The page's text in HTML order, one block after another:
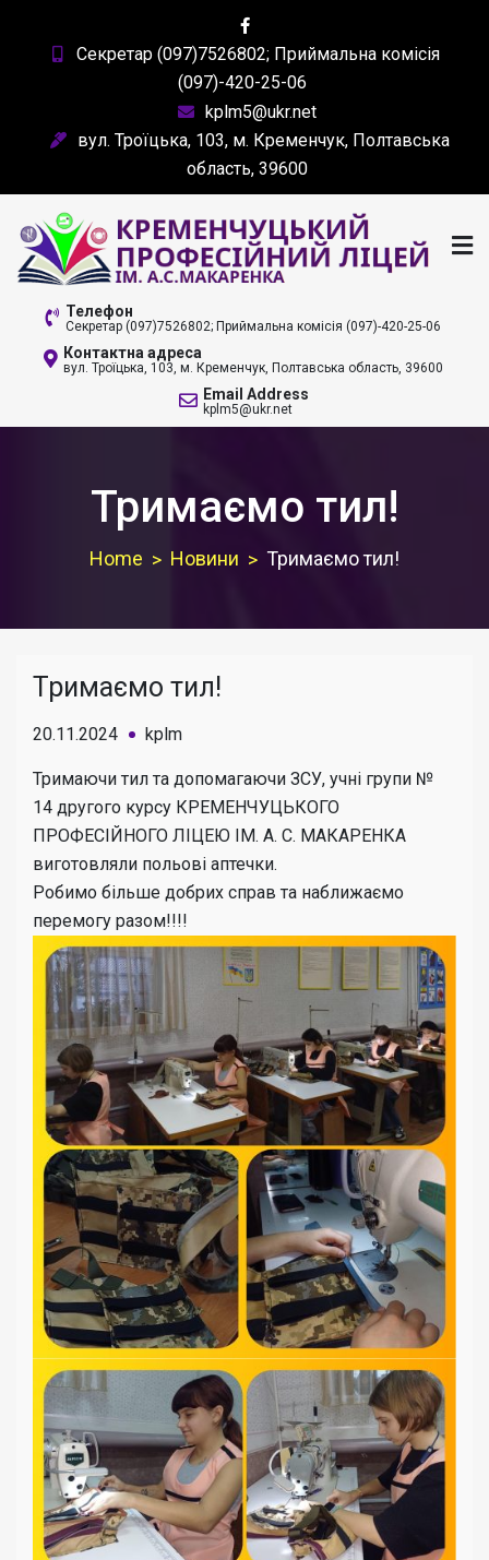
content
Секретар (097)7526802; Приймальна комісія
(097)-420-25-06
kplm5@ukr.net
вул. Троїцька, 103, м. Кременчук, Полтавська
область, 39600
КРЕМЕНЧУЦЬКИЙ
ПРОФЕСІЙНИЙ ЛІЦЕЙ
ІМ. А. С. МАКАРЕНКА
Телефон
Секретар (097)7526802; Приймальна комісія (097)-420-25-06
Контактна адреса
вул. Троїцька, 103, м. Кременчук, Полтавська область, 39600
Email Address
kplm5@ukr.net
Тримаємо тил!
Home Новини Тримаємо тил!
Тримаємо тил!
20.11.2024 kplm
Тримаючи тил та допомагаючи ЗСУ, учні групи №
14 другого курсу КРЕМЕНЧУЦЬКОГО
ПРОФЕСІЙНОГО ЛІЦЕЮ ІМ. А. С. МАКАРЕНКА
виготовляли польові аптечки.
Робимо більше добрих справ та наближаємо
перемогу разом!!!!